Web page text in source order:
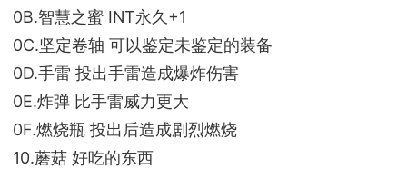
0B.智慧之蜜 INT永久+1
0C.坚定卷轴 可以鉴定未鉴定的装备
0D.手雷 投出手雷造成爆炸伤害
0E.炸弹 比手雷威力更大
0F.燃烧瓶 投出后造成剧烈燃烧
10.蘑菇 好吃的东西